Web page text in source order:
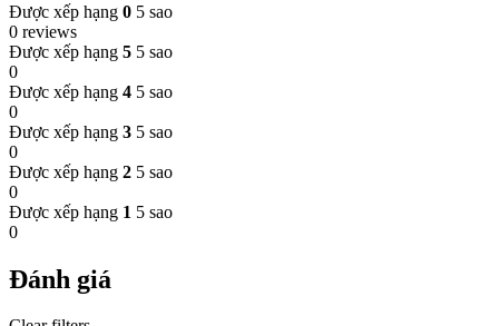
Được xếp hạng 0 5 sao
0 reviews
Được xếp hạng 5 5 sao
0
Được xếp hạng 4 5 sao
0
Được xếp hạng 3 5 sao
0
Được xếp hạng 2 5 sao
0
Được xếp hạng 1 5 sao
0
Đánh giá